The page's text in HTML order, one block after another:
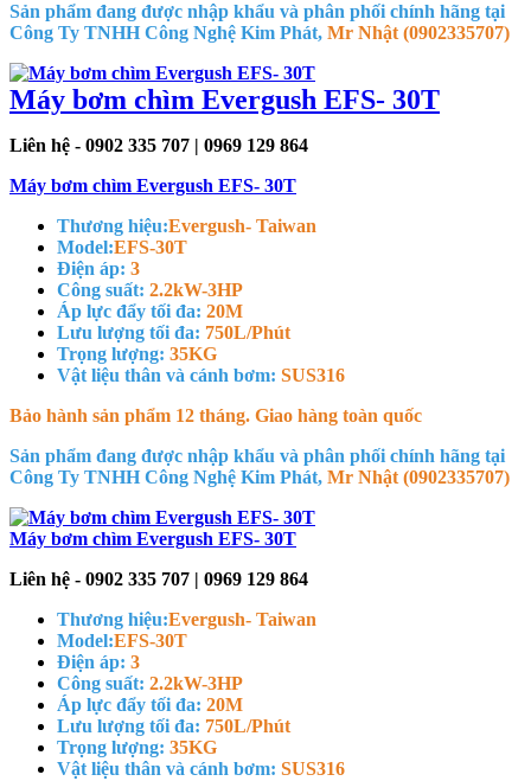
Sản phẩm đang được nhập khẩu và phân phối chính hãng tại
Công Ty TNHH Công Nghệ Kim Phát, Mr Nhật (0902335707)
Máy bơm chìm Evergush EFS- 30T
Liên hệ - 0902 335 707 | 0969 129 864
Máy bơm chìm Evergush EFS- 30T
Thương hiệu:Evergush- Taiwan
Model:EFS-30T
Điện áp: 3
Công suất: 2.2kW-3HP
Áp lực đẩy tối đa: 20M
Lưu lượng tối đa: 750L/Phút
Trọng lượng: 35KG
Vật liệu thân và cánh bơm: SUS316
Bảo hành sản phẩm 12 tháng. Giao hàng toàn quốc
Sản phẩm đang được nhập khẩu và phân phối chính hãng tại
Công Ty TNHH Công Nghệ Kim Phát, Mr Nhật (0902335707)
Máy bơm chìm Evergush EFS- 30T
Liên hệ - 0902 335 707 | 0969 129 864
Thương hiệu:Evergush- Taiwan
Model:EFS-30T
Điện áp: 3
Công suất: 2.2kW-3HP
Áp lực đẩy tối đa: 20M
Lưu lượng tối đa: 750L/Phút
Trọng lượng: 35KG
Vật liệu thân và cánh bơm: SUS316